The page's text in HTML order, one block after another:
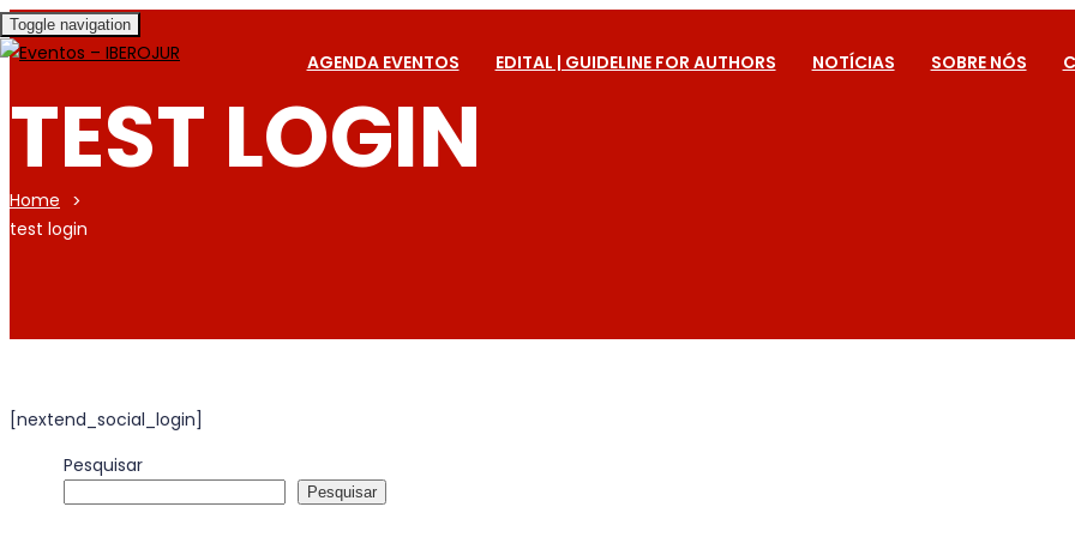
Toggle navigation
AGENDA EVENTOS EDITAL | GUIDELINE FOR AUTHORS NOTÍCIAS SOBRE NÓS
TEST LOGIN
Home
test login
[nextend_social_login]
Pesquisar
Pesquisar